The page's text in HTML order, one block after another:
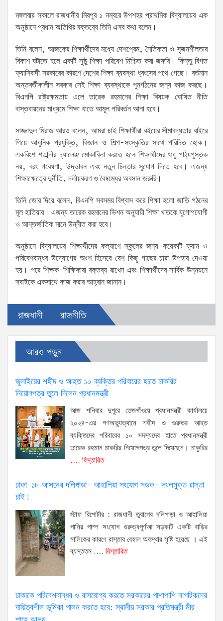
মঙ্গলবার সকালে রাজধানীর মিরপুর ১ নম্বরে উপশহর প্রাথমিক বিদ্যালয়ের এক
অনুষ্ঠানে প্রধান অতিথির বক্তব্যে তিনি এসব কথা বলেন।
তিনি বলেন, আজকের শিক্ষার্থীদের মধ্যে দেশপ্রেম, নৈতিকতা ও সৃজনশীলতার
বিকাশ ঘটাতে হলে একটি সুষ্ঠু শিক্ষা পরিবেশ নিশ্চিত করা জরুরি। কিন্তু বিগত
ফ্যাসিবাদী সরকারের কারণে দেশের শিক্ষা ব্যবস্থা ধ্বংসের পথে গেছে। বর্তমান
অন্তবর্তীকালীন সরকার সেই শিক্ষা ব্যবস্থাকে পুনর্গঠনের জন্য কাজ করছে।
বিএনপি রাষ্ট্রক্ষমতায় এলে তারেক রহমানের শিক্ষা বিষয়ক ঘোষিত নীতি
বাস্তবায়নের মাধ্যমে শিক্ষা খাতে আমূল পরিবর্তন আনা হবে।
সাজ্জাদুল মিরাজ আরও বলেন, আমরা চাই শিক্ষার্থীরা বইয়ের সীমাবদ্ধতার বাইরে
গিয়ে আধুনিক প্রযুক্তি, বিজ্ঞান ও শিল্প-সংস্কৃতির সাথে পরিচিত হোক।
একবিংশ শতাব্দীর চ্যালেঞ্জ মোকাবিলা করতে হলে শিক্ষার্থীদের শুধু পাঠ্যপুস্তক
নয়, বরং গবেষণা, উদ্ভাবন এবং নতুন চিন্তার সুযোগ দিতে হবে। এজন্য
শিক্ষাক্ষেত্রে দুর্নীতি, দলীয়করণ ও বৈষম্যের অবসান জরুরি।
তিনি জোর দিয়ে বলেন, বিএনপি সবসময় বিশ্বাস করে শিক্ষা হলো জাতি গঠনের
মূল হাতিয়ার। এজন্য তারেক রহমানের ভিশন অনুযায়ী শিক্ষা খাতকে যুগোপযোগী
ও আন্তর্জাতিক মানে উন্নীত করা হবে।
অনুষ্ঠানে বিদ্যালয়ের শিক্ষার্থীদের কল্যাণে স্কুলের জন্য কয়েকটি ফ্যান ও
পরিবেশবান্ধব উদ্যোগের অংশ হিসেবে বেশ কিছু গাছের চারা উপহার দেওয়া
হয়। পরে শিক্ষক-শিক্ষিকারা বক্তব্য রাখেন এবং শিক্ষার্থীদের সার্বিক উন্নয়নে
সবাইকে একসাথে কাজ করার আহ্বান জানান।
রাজধানী রাজনীতি
আরও পড়ুন
জুলাইয়ের শহীদ ও আহত ১০ ব্যক্তির পরিবারের হাতে চাকরির
নিয়োগপত্র তুলে দিলেন প্রধানমন্ত্রী
আজ শনিবার দুপুরে তেজগাঁওয়ে প্রধানমন্ত্রী কার্যালয়ে
২০২৪-এর গণঅভ্যুত্থানে শহীদ ও গুরুতর আহত
ব্যক্তিদের পরিবারের ১০ সদস্যদের হাতে প্রধানমন্ত্রী
তারেক রহমান চাকরির নিয়োগপত্র তুলে দিয়েছেন। চাকুরির
.... বিস্তারিত
ঢাকা-১৮ আসনের দলিপাড়া- আহালিয়া সংযোগ সড়ক- দখলমুক্ত রাস্তা
চাই!
স্টাফ রিপোর্টার : রাজধানী তুরাগের দলিপাড়া ও আহালিয়া
পানির পাম্প সংযোগ গুরুত্বপূর্ণআ সড়কটি একটি বাড়ির
মালিকের কারণে রাস্তার বেহাল অবস্থার সৃষ্টি হয়েছে । এই
ব্যস্ততম .... বিস্তারিত
ঢাকাকে পরিবেশবান্ধব ও বাসযোগ্য করতে সরকারের পাশাপাশি নাগরিকদের
দায়িত্বশীল ভূমিকা পালন করতে হবে: স্থানীয় সরকার প্রতিমন্ত্রী মীর